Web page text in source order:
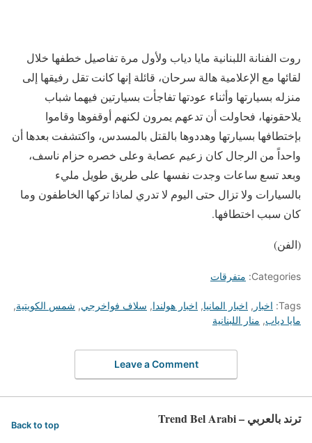
روت الفنانة اللبنانية مايا دياب ولأول مرة تفاصيل خطفها خلال
لقائها مع الإعلامية هالة سرحان، قائلة إنها كانت تقل رفيقها إلى
منزله بسيارتها وأثناء عودتها تفاجأت بسيارتين فيهما شباب
يلاحقونها، فحاولت أن تدعهم يمرون لكنهم أوقفوها وقاموا
بإختطافها بسيارتها وهددوها بالقتل بالمسدس، واكتشفت بعدها أن
واحداً من الرجال كان زعيم عصابة وعلى خصره حزام ناسف،
وبعد تسع ساعات وجدت نفسها على طريق طويل مليء
بالسيارات ولا تزال حتى اليوم لا تدري لماذا تركها الخاطفون وما
كان سبب اختطافها.
(الفن)
Categories: متفرقات
Tags: اخبار , اخبار المانيا, اخبار هولندا, سلاف فواخرجي, شمس الكويتية,
مايا دياب, منار اللبنانية
Leave a Comment
ترند بالعربي – Trend Bel Arabi Back to top